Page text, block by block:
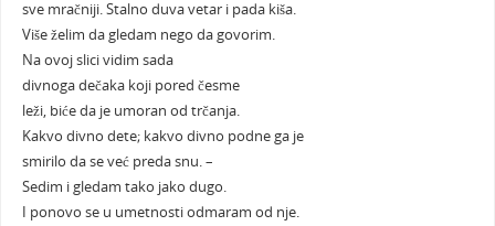
sve mračniji. Stalno duva vetar i pada kiša.
Više želim da gledam nego da govorim.
Na ovoj slici vidim sada
divnoga dečaka koji pored česme
leži, biće da je umoran od trčanja.
Kakvo divno dete; kakvo divno podne ga je
smirilo da se već preda snu. –
Sedim i gledam tako jako dugo.
I ponovo se u umetnosti odmaram od nje.